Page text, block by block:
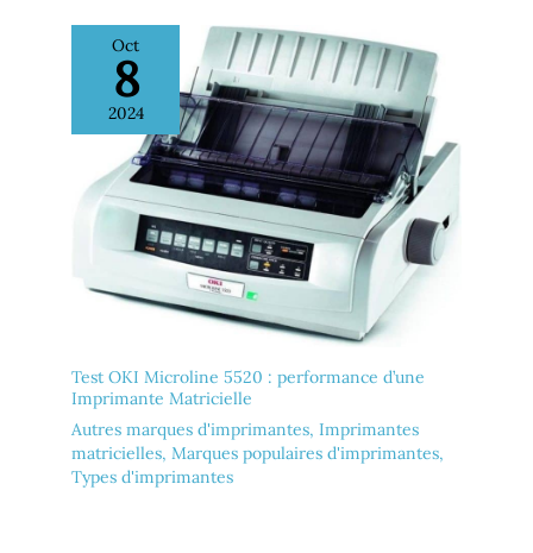
Oct
8
2024
Test OKI Microline 5520 : performance d’une
Imprimante Matricielle
Autres marques d'imprimantes, Imprimantes
matricielles, Marques populaires d'imprimantes,
Types d'imprimantes